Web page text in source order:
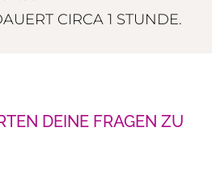
CIRCA 1 STUNDE.
DEINE FRAGEN ZU